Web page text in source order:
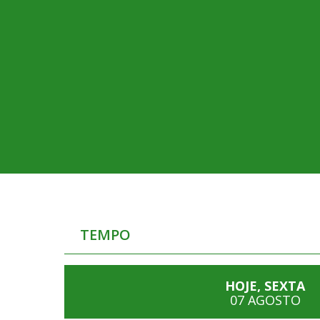
TEMPO
HOJE, SEXTA
07 AGOSTO